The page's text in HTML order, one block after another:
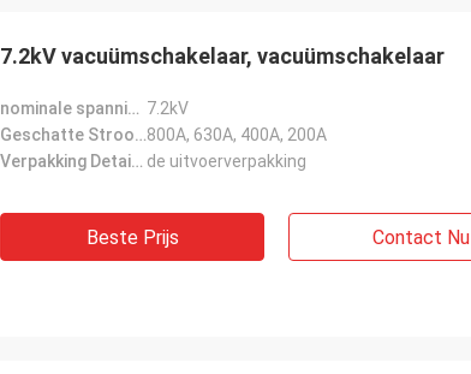
7.2kV vacuümschakelaar, vacuümschakelaar
nominale spanning: 7.2kV
Geschatte Stroom:800A, 630A, 400A, 200A
Verpakking Details: de uitvoerverpakking
Beste Prijs Contact Nu